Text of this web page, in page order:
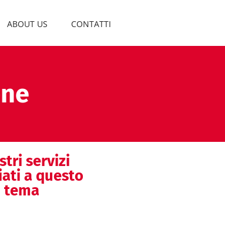
ABOUT US CONTATTI
servizi
a questo
tema